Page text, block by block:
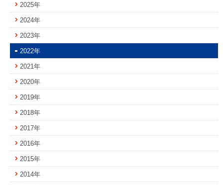
2025年
2024年
2023年
2022年
2021年
2020年
2019年
2018年
2017年
2016年
2015年
2014年